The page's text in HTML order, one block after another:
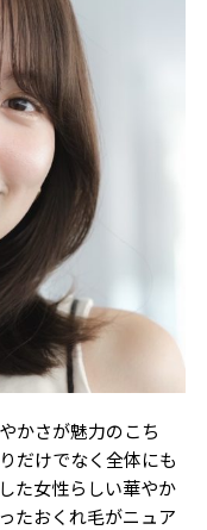
かさが魅力のこち
だけでなく全体にも
た女性らしい華やか
たおくれ毛がニュア